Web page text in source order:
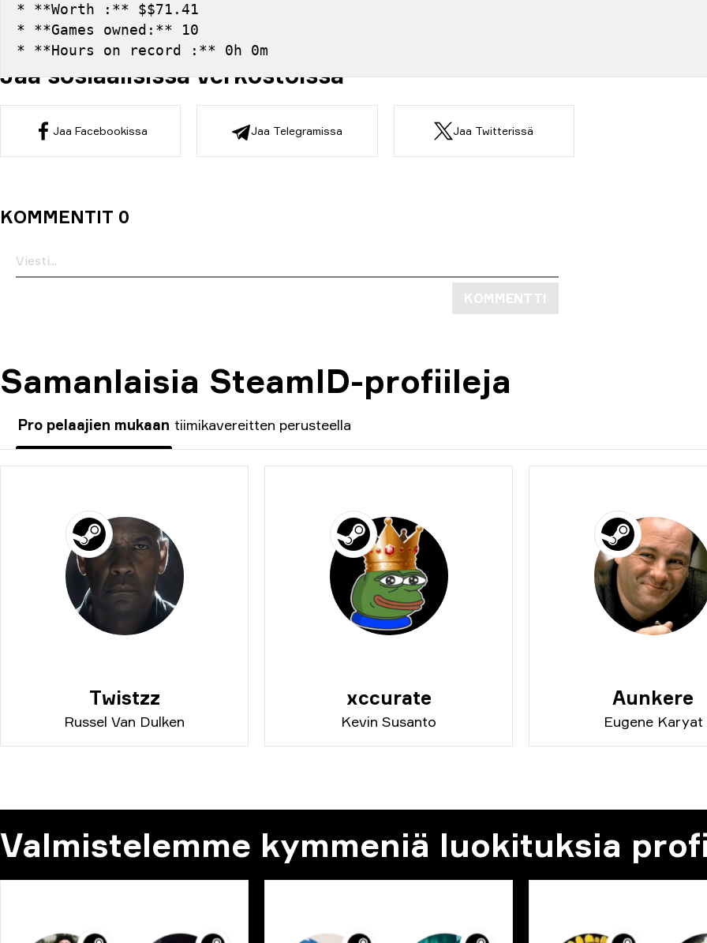
* **Worth :** $$71.41
* **Games owned:** 10
* **Hours on record :** 0h 0m
Jaa sosiaalisissa verkostoissa
Jaa Facebookissa Jaa Telegramissa Jaa Twitterissä
KOMMENTIT 0
KOMMENTTI
Samanlaisia SteamID-profiileja
Pro pelaajien mukaan tiimikavereitten perusteella
Twistzz
Russel Van Dulken
xccurate
Kevin Susanto
Aunkere
Eugene Karyat
Valmistelemme kymmeniä luokituksia